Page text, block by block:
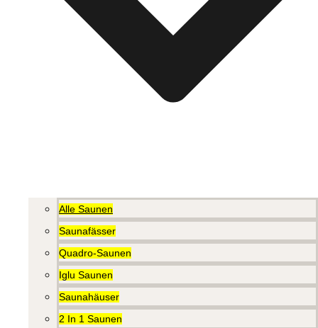
Alle Saunen
Saunafässer
Quadro-Saunen
Iglu Saunen
Saunahäuser
2 In 1 Saunen